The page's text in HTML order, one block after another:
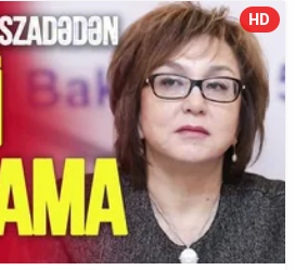
HD